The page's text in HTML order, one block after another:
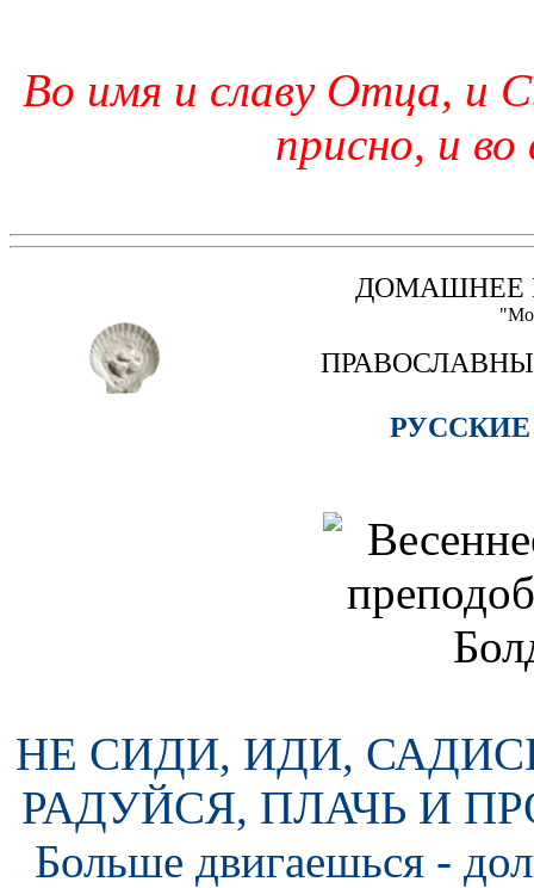
Во имя и славу Отца, и
присно, и во
ДОМАШНЕЕ
НЕ СИДИ, ИДИ,
РАДУЙСЯ, ПЛАЧЬ И
Больше двигаешься -